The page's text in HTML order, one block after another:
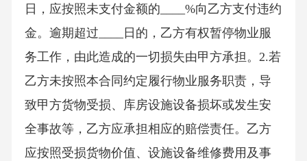
日，应按照未支付金额的____%向乙方支付违约
金。逾期超过____日的，乙方有权暂停物业服
务工作，由此造成的一切损失由甲方承担。2.若
乙方未按照本合同约定履行物业服务职责，导
致甲方货物受损、库房设施设备损坏或发生安
全事故等，乙方应承担相应的赔偿责任。乙方
应按照受损货物价值、设施设备维修费用及事